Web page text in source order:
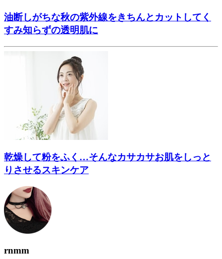
油断しがちな秋の紫外線をきちんとカットしてく
すみ知らずの透明肌に
乾燥して粉をふく…そんなカサカサお肌をしっと
りさせるスキンケア
rnmm